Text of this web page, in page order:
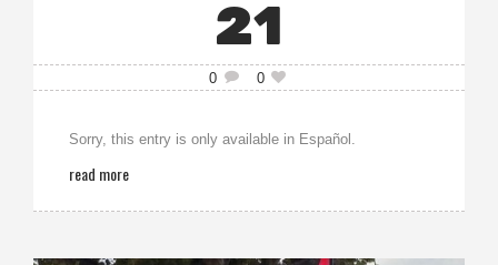
21
0 0
Sorry, this entry is only available in Español.
read more